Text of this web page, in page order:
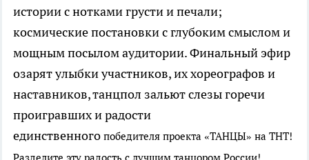
истории с нотками грусти и печали;
космические постановки с глубоким смыслом и
мощным посылом аудитории. Финальный эфир
озарят улыбки участников, их хореографов и
наставников, танцпол зальют слезы горечи
проигравших и радости
единственного победителя проекта «ТАНЦЫ» на ТНТ!